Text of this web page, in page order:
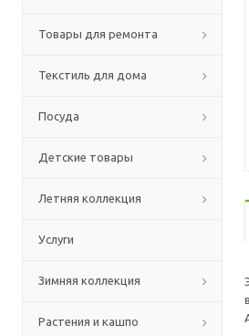
Товары для ремонта
Текстиль для дома
Посуда
Детские товары
Летняя коллекция
Услуги
Зимняя коллекция
Растения и кашпо